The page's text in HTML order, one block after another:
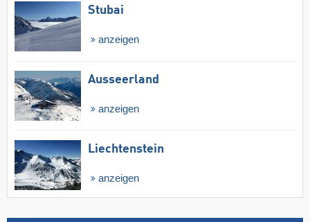
Stubai
anzeigen
Ausseerland
anzeigen
Liechtenstein
anzeigen